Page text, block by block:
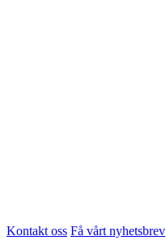
Kontakt oss Få vårt nyhetsbrev